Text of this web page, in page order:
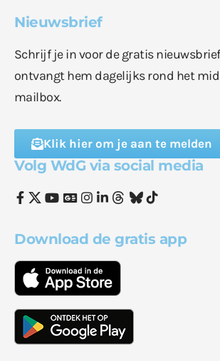
Nieuwsbrief
Schrijf je in voor de gratis nieuwsbrief
ontvangt hem dagelijks rond het
mailbox.
Klik hier om je aan te melden
Volg WdG via social media
Download de gratis app